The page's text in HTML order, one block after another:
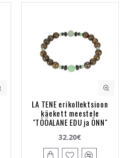
LA TENE erikollektsioon
käekett meestele
"TÖÖALANE EDU ja ÕNN"
32.20€